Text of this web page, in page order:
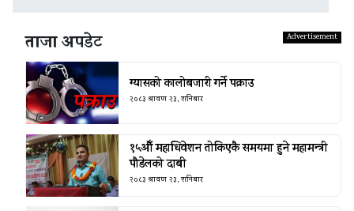
ताजा अपडेट
ग्यासको कालोबजारी गर्ने पक्राउ
२०८३ श्रावण २३, शनिबार
१५औँ महाधिवेशन तोकिएकै समयमा हुने महामन्त्री
पौडेलको दाबी
२०८३ श्रावण २३, शनिबार